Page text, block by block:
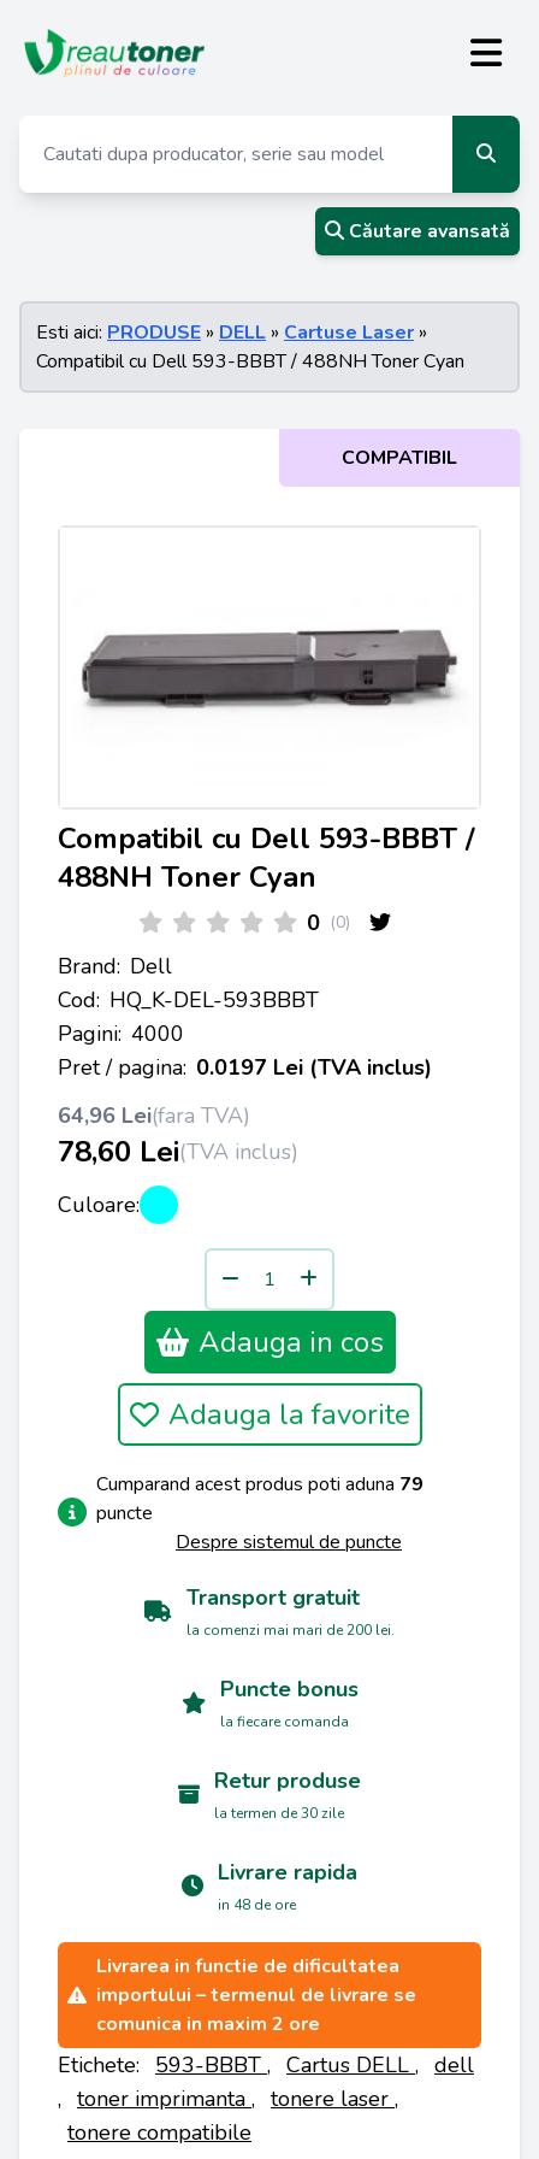
Căutare avansată
Esti aici: PRODUSE » DELL » Cartuse Laser »
Compatibil cu Dell 593-BBBT / 488NH Toner Cyan
COMPATIBIL
Compatibil cu Dell 593-BBBT /
488NH Toner Cyan
0 (0)
Brand: Dell
Cod: HQ_K-DEL-593BBBT
Pagini: 4000
Pret / pagina: 0.0197 Lei (TVA inclus)
64,96 Lei(fara TVA)
78,60 Lei(TVA inclus)
Culoare:
Adauga in cos
Adauga la favorite
Cumparand acest produs poti aduna 79
puncte
Despre sistemul de puncte
Transport gratuit
la comenzi mai mari de 200 lei.
Puncte bonus
la fiecare comanda
Retur produse
la termen de 30 zile
Livrare rapida
in 48 de ore
Livrarea in functie de dificultatea
importului – termenul de livrare se
comunica in maxim 2 ore
Etichete: 593-BBBT , Cartus DELL , dell
, toner imprimanta , tonere laser ,
tonere compatibile